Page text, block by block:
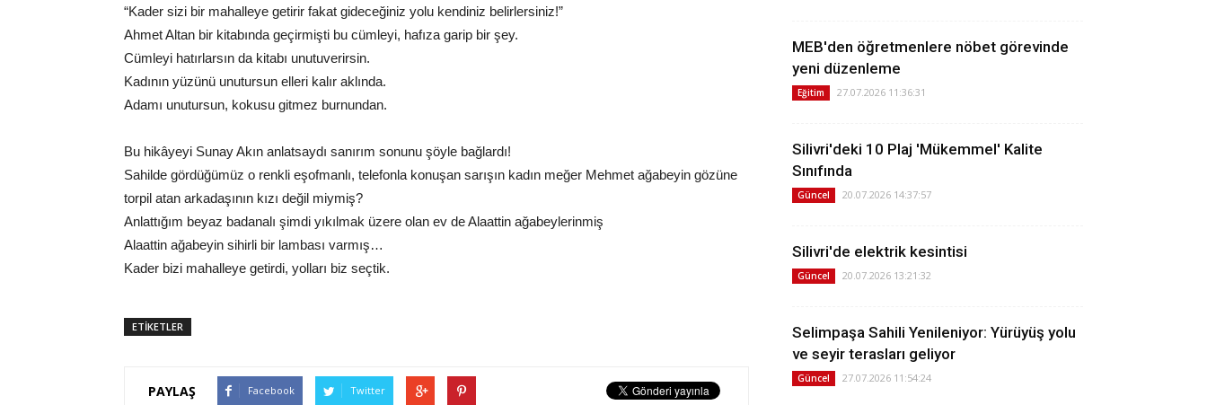
“Kader sizi bir mahalleye getirir fakat gideceğiniz yolu kendiniz belirlersiniz!”
Ahmet Altan bir kitabında geçirmişti bu cümleyi, hafıza garip bir şey.
Cümleyi hatırlarsın da kitabı unutuverirsin.
Kadının yüzünü unutursun elleri kalır aklında.
Adamı unutursun, kokusu gitmez burnundan.
Bu hikâyeyi Sunay Akın anlatsaydı sanırım sonunu şöyle bağlardı!
Sahilde gördüğümüz o renkli eşofmanlı, telefonla konuşan sarışın kadın meğer Mehmet ağabeyin gözüne
torpil atan arkadaşının kızı değil miymiş?
Anlattığım beyaz badanalı şimdi yıkılmak üzere olan ev de Alaattin ağabeylerinmiş
Alaattin ağabeyin sihirli bir lambası varmış…
Kader bizi mahalleye getirdi, yolları biz seçtik.
ETİKETLER
PAYLAŞ Facebook Twitter
MEB'den öğretmenlere nöbet görevinde
yeni düzenleme
Eğitim 27.07.2026 11:36:31
Silivri'deki 10 Plaj 'Mükemmel' Kalite
Sınıfında
Güncel 20.07.2026 14:37:57
Silivri'de elektrik kesintisi
Güncel 20.07.2026 13:21:32
Selimpaşa Sahili Yenileniyor: Yürüyüş yolu
ve seyir terasları geliyor
Güncel 27.07.2026 11:54:24